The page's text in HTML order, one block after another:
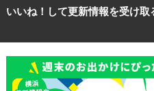
いいね！して更新情報を受け取